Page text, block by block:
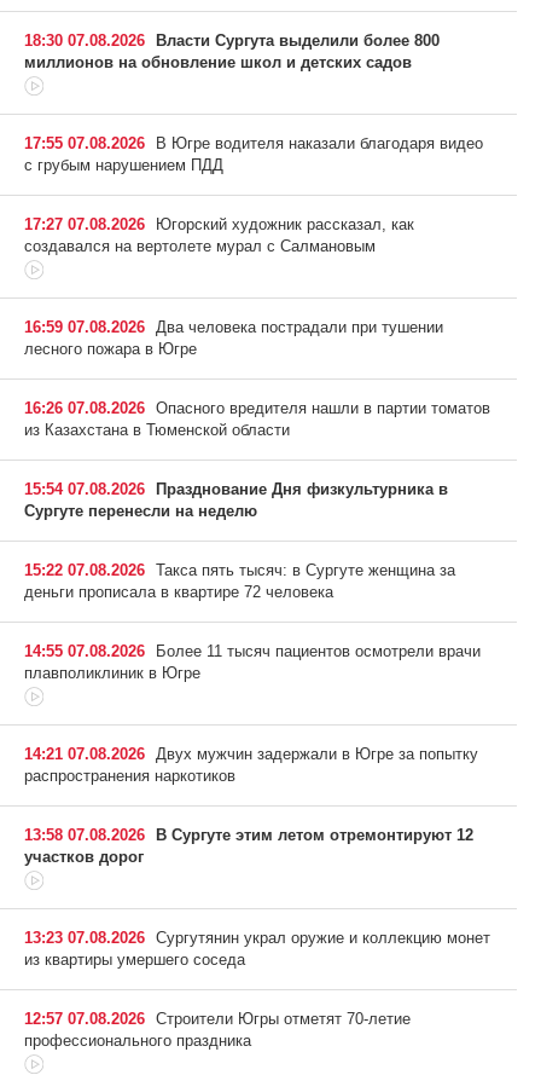
18:30 07.08.2026 Власти Сургута выделили более 800
миллионов на обновление школ и детских садов
17:55 07.08.2026
В Югре водителя наказали благодаря видео
с грубым нарушением ПДД
17:27 07.08.2026
Югорский художник рассказал, как
создавался на вертолете мурал с Салмановым
16:59 07.08.2026
Два человека пострадали при тушении
лесного пожара в Югре
16:26 07.08.2026 Опасного вредителя нашли в партии томатов
из Казахстана в Тюменской области
15:54 07.08.2026 Празднование Дня физкультурника в
Сургуте перенесли на неделю
15:22 07.08.2026 Такса пять тысяч: в Сургуте женщина за
деньги прописала в квартире 72 человека
14:55 07.08.2026
Более 11 тысяч пациентов осмотрели врачи
плавполиклиник в Югре
14:21 07.08.2026
Двух мужчин задержали в Югре за попытку
распространения наркотиков
13:58 07.08.2026 В Сургуте этим летом отремонтируют 12
участков дорог
13:23 07.08.2026 Сургутянин украл оружие и коллекцию монет
из квартиры умершего соседа
12:57 07.08.2026 Строители Югры отметят 70-летие
профессионального праздника